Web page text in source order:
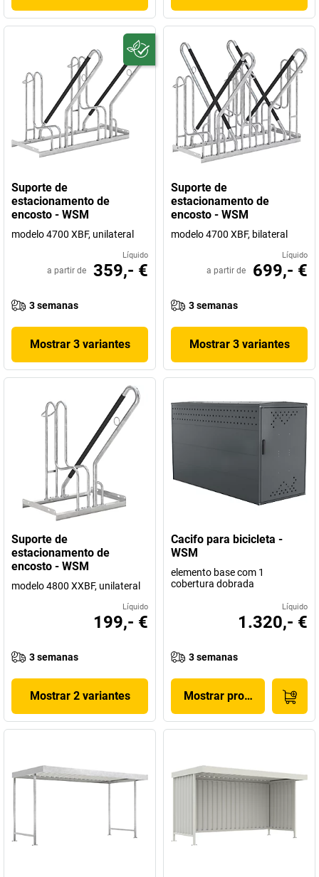
Suporte de
estacionamento de
encosto - WSM
modelo 4700 XBF, unilateral
Líquido
a partir de 359,- €
3 semanas
Mostrar 3 variantes
Suporte de
estacionamento de
encosto - WSM
modelo 4700 XBF, bilateral
Líquido
a partir de 699,- €
3 semanas
Mostrar 3 variantes
Suporte de
estacionamento de
encosto - WSM
modelo 4800 XXBF, unilateral
Líquido
199,- €
3 semanas
Mostrar 2 variantes
Cacifo para bicicleta -
WSM
elemento base com 1
cobertura dobrada
Líquido
1.320,- €
3 semanas
Mostrar produto